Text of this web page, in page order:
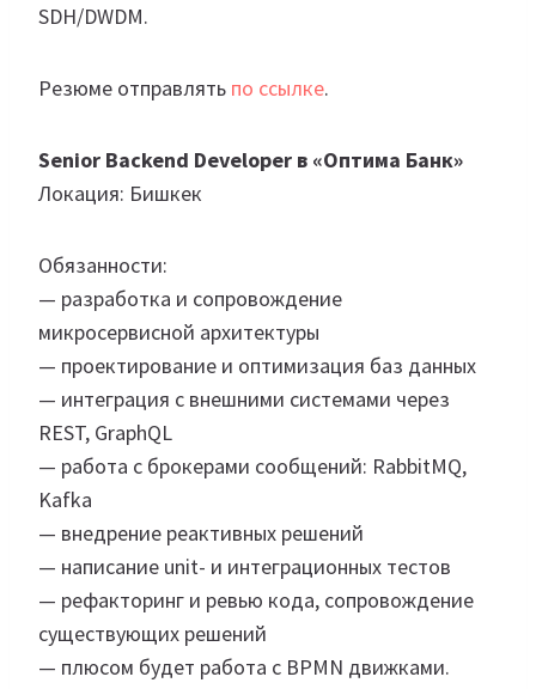
SDH/DWDM.
Резюме отправлять по ссылке.
Senior Backend Developer в «Оптима Банк»
Локация: Бишкек
Обязанности:
— разработка и сопровождение
микросервисной архитектуры
— проектирование и оптимизация баз данных
— интеграция с внешними системами через
REST, GraphQL
— работа с брокерами сообщений: RabbitMQ,
Kafka
— внедрение реактивных решений
— написание unit- и интеграционных тестов
— рефакторинг и ревью кода, сопровождение
существующих решений
— плюсом будет работа с BPMN движками.